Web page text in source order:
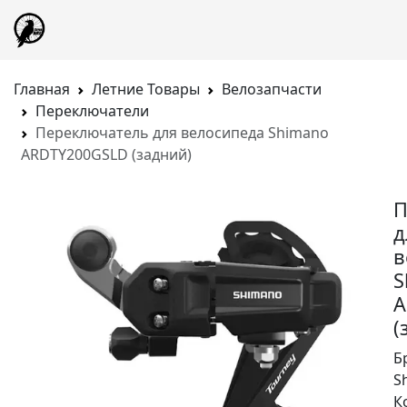
Главная Летние Товары
Велозапчасти
Переключатели
Переключатель для велосипеда Shimano
ARDTY200GSLD (задний)